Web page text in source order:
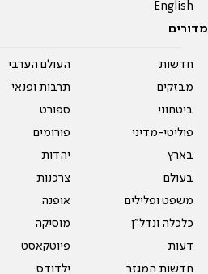
English
מדורים
חדשות
מבזקים
ביטחוני
פוליטי-מדיני
בארץ
בעולם
משפט ופלילים
כלכלה ונדל"ן
דעות
חדשות המגזר
העולם הערבי
תרבות ופנאי
ספורט
פורומים
יהדות
צרכנות
אופנה
מוסיקה
פיוטקאסט
ילדודס